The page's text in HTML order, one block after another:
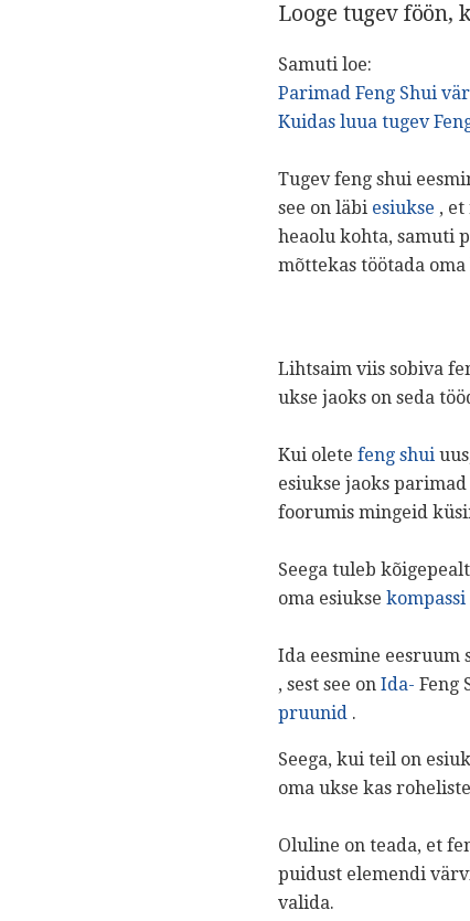
Looge tugev föön,
Samuti loe:
Parimad Feng Shui
Kuidas luua tugev
Tugev feng shui
see on läbi esiukse , et
heaolu kohta, samuti
mõttekas töötada
Lihtsaim viis sobiva
ukse jaoks on seda
Kui olete feng shui
esiukse jaoks
foorumis mingeid
Seega tuleb
oma esiukse kompassi
Ida eesmine eesruum
, sest see on Ida- Feng
pruunid .
Seega, kui teil on
oma ukse kas
Oluline on teada, et
puidust elemendi
valida.